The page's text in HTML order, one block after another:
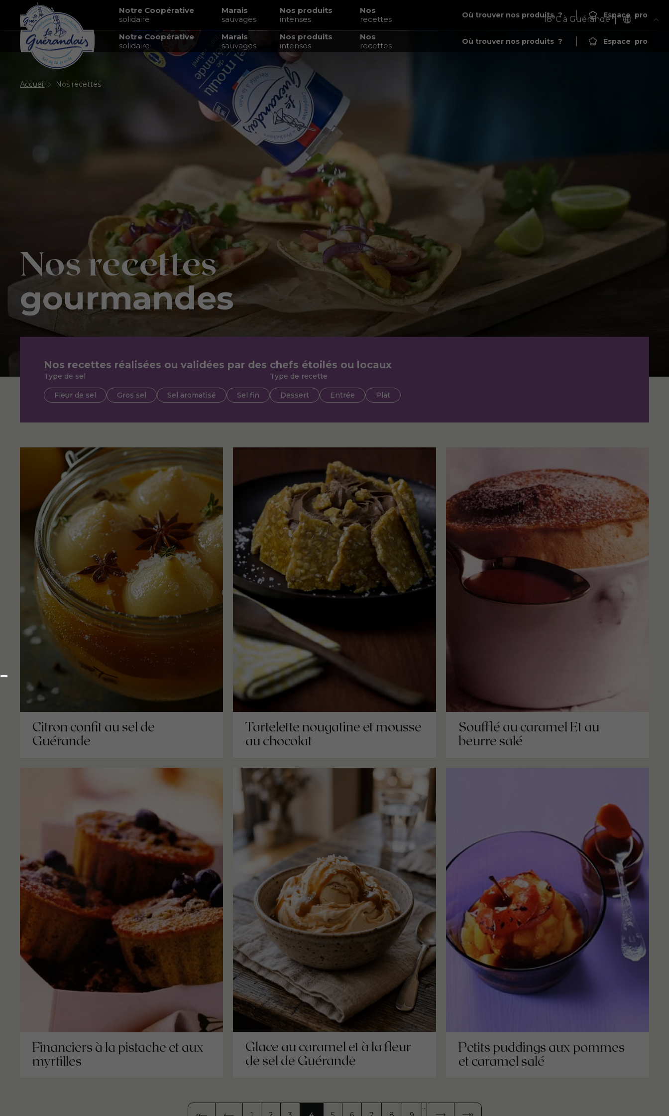
Notre Coopérative
solidaire
Marais
sauvages
Nos produits
intenses
Nos
recettes
Où trouver nos produits? Espace pro
18°C à Guérande
Notre Coopérative
solidaire
Marais
sauvages
Nos produits
intenses
Nos
recettes
Où trouver nos produits ? Espace pro
Accueil Nos recettes
Nos recettes
gourmandes
Nos recettes réalisées ou validées par des chefs étoilés ou locaux
Type de sel
Fleur de sel Gros sel Sel aromatisé Sel fin
Type de recette
Dessert Entrée Plat
Citron confit au sel de
Guérande
Tartelette nougatine et mousse
au chocolat
Soufflé au caramel Et au
beurre salé
Financiers à la pistache et aux
myrtilles
Glace au caramel et à la fleur
de sel de Guérande
Petits puddings aux pommes
et caramel salé
Pagination
…